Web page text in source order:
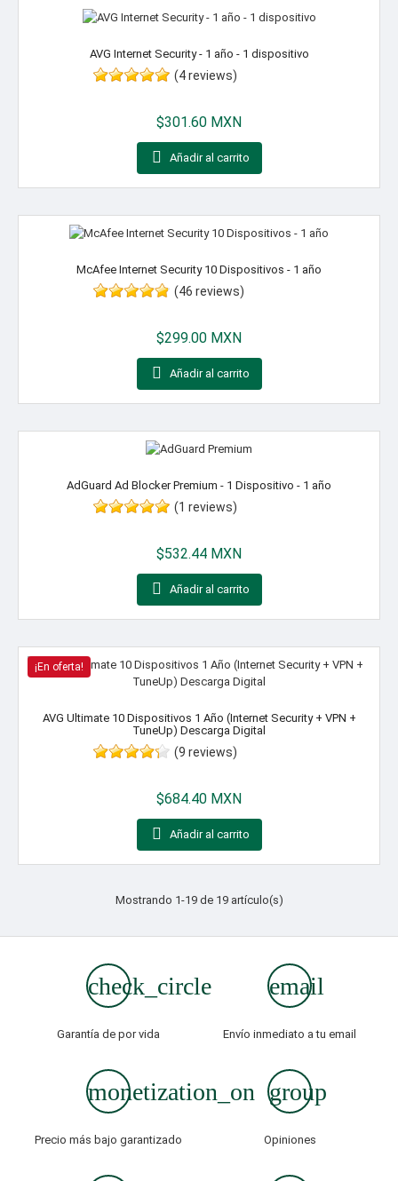
AVG Internet Security - 1 año - 1 dispositivo
(4 reviews)
$301.60 MXN
 Añadir al carrito
McAfee Internet Security 10 Dispositivos - 1 año
(46 reviews)
$299.00 MXN
 Añadir al carrito
AdGuard Ad Blocker Premium - 1 Dispositivo - 1 año
(1 reviews)
$532.44 MXN
 Añadir al carrito
¡En oferta!
AVG Ultimate 10 Dispositivos 1 Año (Internet Security + VPN +
TuneUp) Descarga Digital
(9 reviews)
$684.40 MXN
 Añadir al carrito
Mostrando 1-19 de 19 artículo(s)
check_circle
Garantía de por vida
email
Envío inmediato a tu email
monetization_on
Precio más bajo garantizado
group
Opiniones